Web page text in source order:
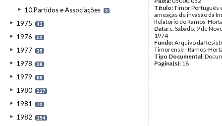
10.Partidos e Associações 3
1975 43
1976 53
1977 35
1978 28
1979 99
1980 217
1981 72
1982 194
Título:Timor Português
ameaças de invasão da
Relatório de Ramos-
Data: c. Sábado, 9 de
1974
Fundo:Arquivo da
Timorense - Ramos-
Tipo Documental:
Página(s): 18